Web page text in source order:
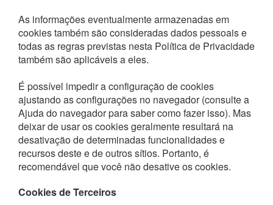
As informações eventualmente armazenadas em
cookies também são consideradas dados pessoais e
todas as regras previstas nesta Política de Privacidade
também são aplicáveis a eles.
É possível impedir a configuração de cookies
ajustando as configurações no navegador (consulte a
Ajuda do navegador para saber como fazer isso). Mas
deixar de usar os cookies geralmente resultará na
desativação de determinadas funcionalidades e
recursos deste e de outros sítios. Portanto, é
recomendável que você não desative os cookies.
Cookies de Terceiros